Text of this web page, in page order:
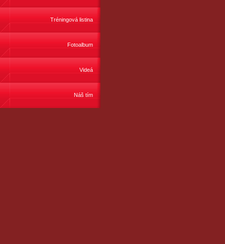
Tréningová listina
Fotoalbum
Videá
Náš tím